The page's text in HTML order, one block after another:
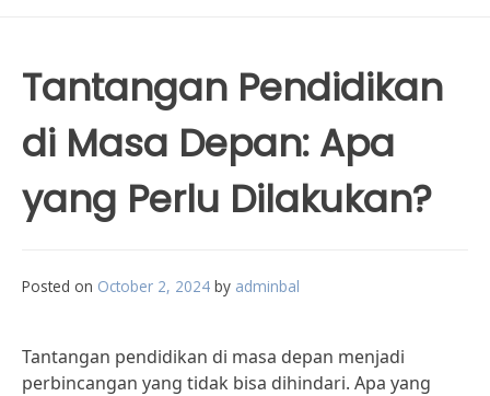
Tantangan Pendidikan
di Masa Depan: Apa
yang Perlu Dilakukan?
Posted on October 2, 2024 by adminbal
Tantangan pendidikan di masa depan menjadi
perbincangan yang tidak bisa dihindari. Apa yang